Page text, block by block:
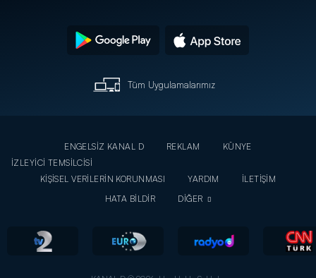
Tüm Uygulamalarımız
ENGELSİZ KANAL D REKLAM
KÜNYE
İZLEYİCİ TEMSİLCİSİ
KİŞİSEL VERİLERİN KORUNMASI
YARDIM
İLETİŞİM
HATA BİLDİR
DİĞER